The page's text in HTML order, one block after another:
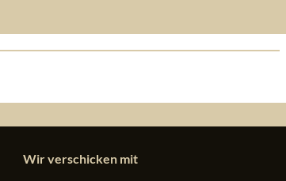
Wir verschicken mit